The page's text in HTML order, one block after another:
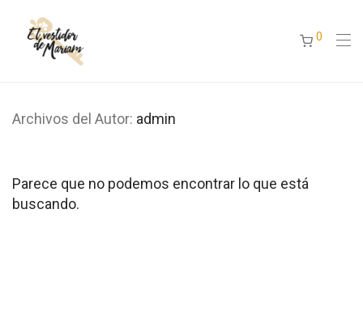
0
Archivos del Autor: admin
Parece que no podemos encontrar lo que está
buscando.